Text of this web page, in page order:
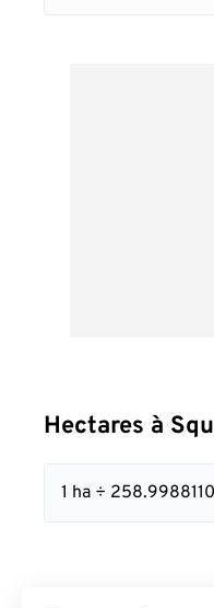
Hectares à
1 ha ÷